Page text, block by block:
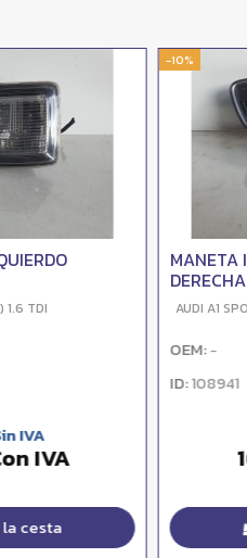
PUERTA TRASERA
A1 SPORTBACK (8XF) 1.6 TDI
38,12 € Con IVA
Añadir a la cesta